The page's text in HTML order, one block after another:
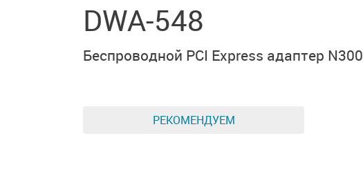
DWA-548
Беспроводной PCI Express адаптер N300
РЕКОМЕНДУЕМ